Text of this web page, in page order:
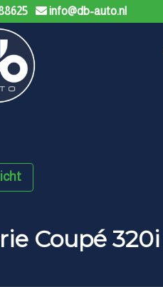
info@db-auto.nl
Coupé